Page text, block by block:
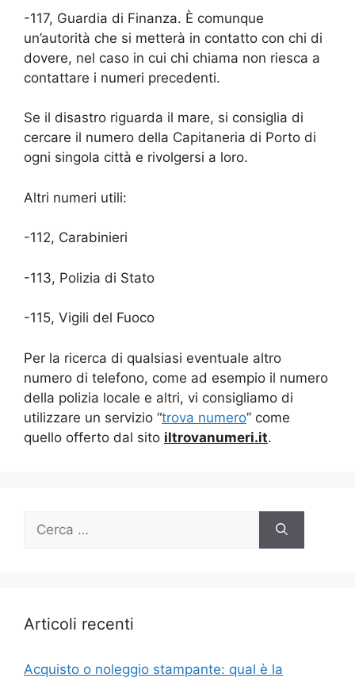
-117, Guardia di Finanza. È comunque
un’autorità che si metterà in contatto con chi di
dovere, nel caso in cui chi chiama non riesca a
contattare i numeri precedenti.
Se il disastro riguarda il mare, si consiglia di
cercare il numero della Capitaneria di Porto di
ogni singola città e rivolgersi a loro.
Altri numeri utili:
-112, Carabinieri
-113, Polizia di Stato
-115, Vigili del Fuoco
Per la ricerca di qualsiasi eventuale altro
numero di telefono, come ad esempio il numero
della polizia locale e altri, vi consigliamo di
utilizzare un servizio “trova numero” come
quello offerto dal sito iltrovanumeri.it.
per:
Articoli recenti
Acquisto o noleggio stampante: qual è la